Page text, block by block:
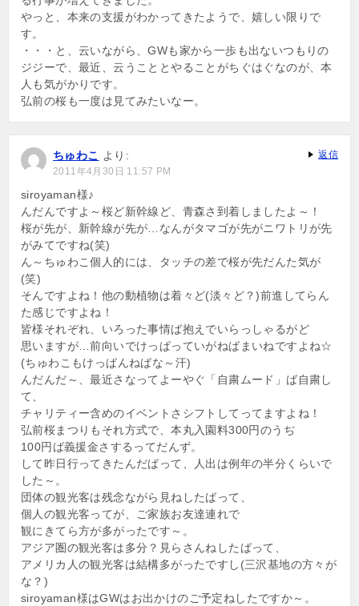
やっと、本来の支援がわかってきたようで、嬉しい限りで
す。
・・・と、云いながら、GWも家から一歩も出ないつもりの
ジジーで、最近、云うこととやることがちぐはぐなのが、本
人も気がかりです。
弘前の桜も一度は見てみたいなー。
ちゅわこ より:
2011年4月30日 11:57 PM
siroyaman様♪
んだんですよ～桜ど新幹線ど、青森さ到着しましたよ～！
桜が先が、新幹線が先が…なんがタマゴが先がニワトリが先
がみてですね(笑)
ん～ちゅわこ個人的には、タッチの差で桜が先だんた気が
(笑)
そんですよね！他の動植物は着々ど(淡々ど？)前進してらん
た感じですよね！
皆様それぞれ、いろった事情ば抱えでいらっしゃるがど
思いますが…前向いでけっぱっていがねばまいねですよね☆
(ちゅわこもけっぱんねばな～汗)
んだんだ～、最近さなってよーやぐ「自粛ムード」ば自粛し
て、
チャリティー含めのイベントさシフトしてってますよね！
弘前桜まつりもそれ方式で、本丸入園料300円のうぢ
100円ば義援金さするってだんず。
して昨日行ってきたんだばって、人出は例年の半分くらいで
した～。
団体の観光客は残念ながら見ねしたばって、
個人の観光客ってが、ご家族お友達連れで
観にきてら方が多がったです～。
アジア圏の観光客は多分？見らさんねしたばって、
アメリカ人の観光客は結構多がったですし(三沢基地の方々が
な？)
siroyaman様はGWはお出かけのご予定ねしたですか～。
返信